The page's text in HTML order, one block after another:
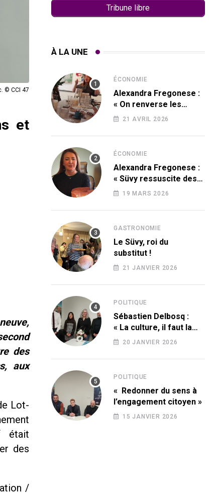
© CCI 47
et
des
aux
Lot-
était
des
/
Tribune libre
À LA UNE
ÉCONOMIE
Alexandra Fregonese :
« On renverse les
codes » !
21 AVRIL 2026
ÉCONOMIE
Alexandra Fregonese :
« Süvy ressuscite des
produits condamnés
19 MARS 2026
GASTRONOMIE
Le Süvy, roi du
substitut !
21 JANVIER 2026
POLITIQUE
Sébastien Delbosq :
« La culture, il faut la
conquérir ! »
20 JANVIER 2026
POLITIQUE
« Redonner du sens à
l’engagement citoyen »
15 JANVIER 2026